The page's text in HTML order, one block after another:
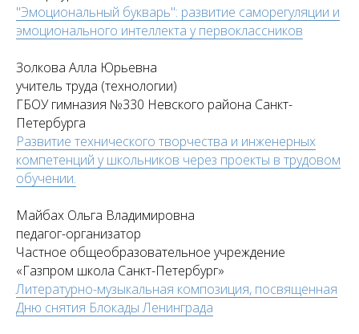
"Эмоциональный букварь": развитие саморегуляции и
эмоционального интеллекта у первоклассников
Золкова Алла Юрьевна
учитель труда (технологии)
ГБОУ гимназия №330 Невского района Санкт-
Петербурга
Развитие технического творчества и инженерных
компетенций у школьников через проекты в трудовом
обучении.
Майбах Ольга Владимировна
педагог-организатор
Частное общеобразовательное учреждение
«Газпром школа Санкт-Петербург»
Литературно-музыкальная композиция, посвященная
Дню снятия Блокады Ленинграда